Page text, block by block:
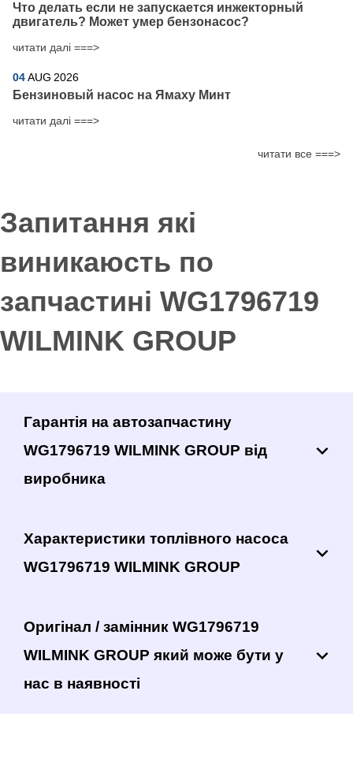
Что делать если не запускается инжекторный
двигатель? Может умер бензонасос?
читати далі ===>
04AUG 2026
Бензиновый насос на Ямаху Минт
читати далі ===>
читати все ===>
Запитання які
виникаюсть по
запчастині WG1796719
WILMINK GROUP
Гарантія на автозапчастину
WG1796719 WILMINK GROUP від
виробника
Характеристики топлівного насоса
WG1796719 WILMINK GROUP
Оригінал / замінник WG1796719
WILMINK GROUP який може бути у
нас в наявності